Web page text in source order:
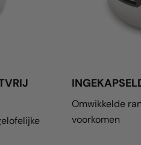
Omwikkelde
voorkomen